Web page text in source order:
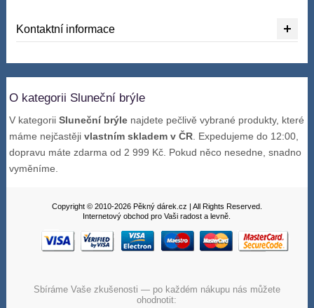
Kontaktní informace
O kategorii Sluneční brýle
V kategoriiSluneční brýle najdete pečlivě vybrané produkty, které
máme nejčastějivlastním skladem v ČR . Expedujeme do 12:00,
dopravu máte zdarma od 2 999 Kč. Pokud něco nesedne, snadno
vyměníme.
Copyright © 2010-2026 Pěkný dárek.cz | All Rights Reserved.
Internetový obchod pro Vaši radost a levně.
Sbíráme Vaše zkušenosti — po každém nákupu nás můžete
ohodnotit: